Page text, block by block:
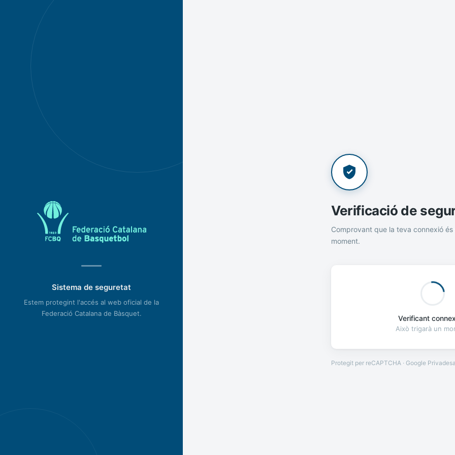
Sistema de seguretat
Estem protegint l'accés al web oficial de la
Federació Catalana de Bàsquet.
Verificació de
Comprovant que la teva connexió és
moment.
Verificant
Això trigarà un
Protegit per reCAPTCHA · Google Privadesa